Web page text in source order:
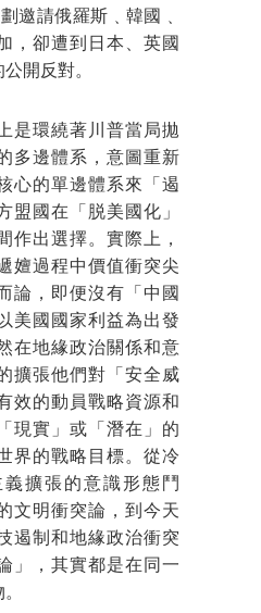
邀請俄羅斯﹑韓國﹑
，卻遭到日本、英國
開反對。
是環繞著川普當局拋
多邊體系，意圖重新
心的單邊體系來「遏
盟國在「脱美國化」
作出選擇。實際上，
嬗過程中價值衝突尖
論，即便沒有「中國
美國國家利益為出發
在地緣政治關係和意
擴張他們對「安全威
效的動員戰略資源和
現實」或「潛在」的
界的戰略目標。從冷
擴張的意識形態鬥
文明衝突論，到今天
遏制和地緣政治衝突
」，其實都是在同一